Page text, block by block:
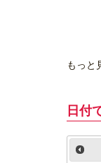
もっと
日付